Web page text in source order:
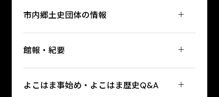
市内郷土史団体の情報
館報・紀要
よこはま事始め・よこはま歴史Q&A